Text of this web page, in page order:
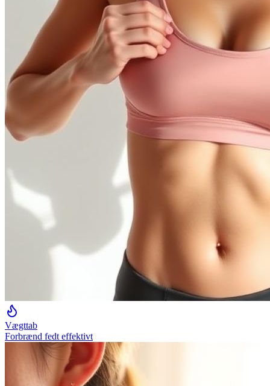
Vægttab
Forbrænd fedt effektivt